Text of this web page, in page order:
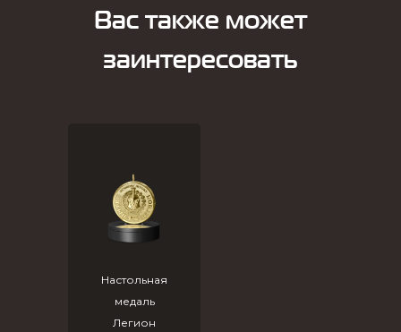
Вас также может
заинтересовать
Настольная
медаль
Легион